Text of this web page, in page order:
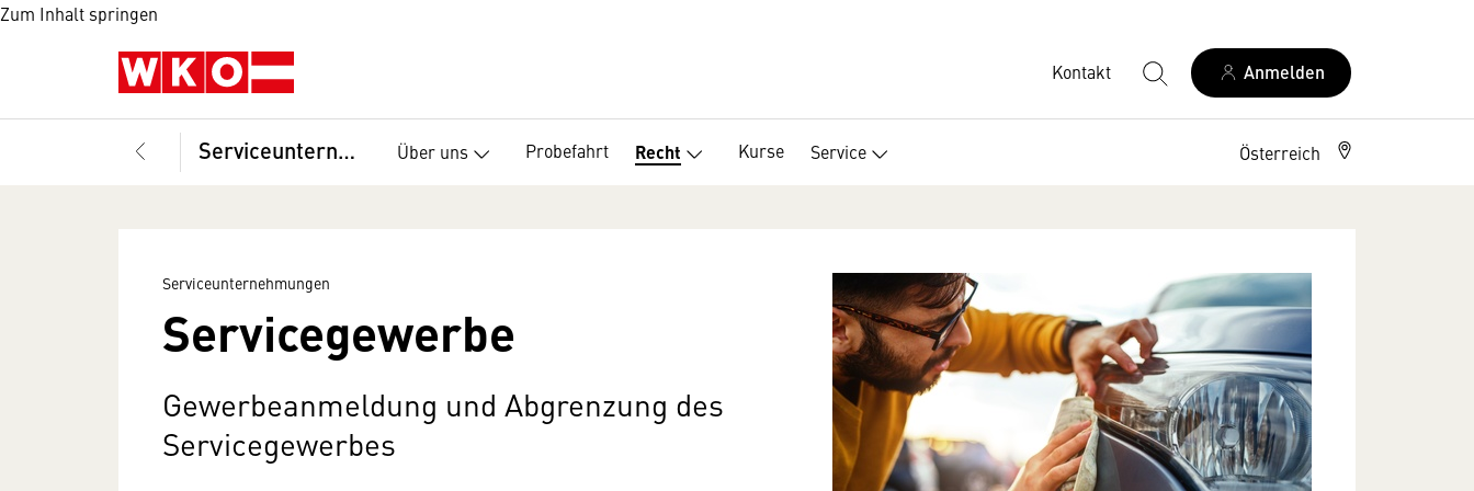
Zum Inhalt springen
Kontakt Anmelden
Serviceunternehmungen Über uns Probefahrt Recht Kurse Service Österreich
Serviceunternehmungen
Servicegewerbe
Gewerbeanmeldung und Abgrenzung des
Servicegewerbes